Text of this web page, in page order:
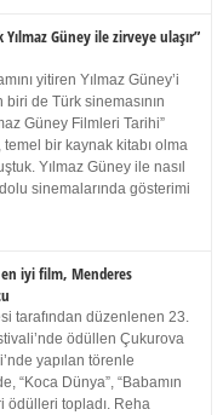
Güney ile zirveye ulaşır”
yitiren Yılmaz Güney’i
de Türk sinemasının
Güney Filmleri Tarihi”
temel bir kaynak kitabı olma
Yılmaz Güney ile nasıl
sinemalarında gösterimi
en iyi film, Menderes
tarafından düzenlenen 23.
ödüllen Çukurova
yapılan törenle
“Koca Dünya”, “Babamın
ödülleri topladı. Reha